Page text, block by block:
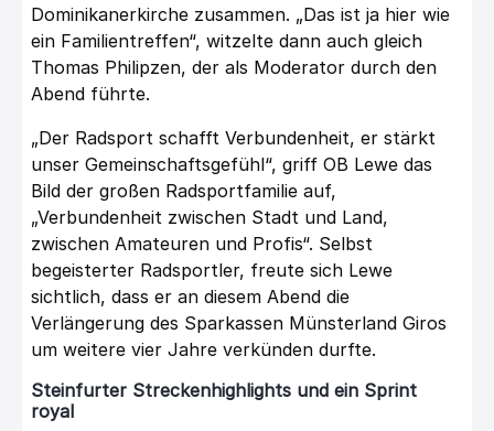
Dominikanerkirche zusammen. „Das ist ja hier wie
ein Familientreffen“, witzelte dann auch gleich
Thomas Philipzen, der als Moderator durch den
Abend führte.
„Der Radsport schafft Verbundenheit, er stärkt
unser Gemeinschaftsgefühl“, griff OB Lewe das
Bild der großen Radsportfamilie auf,
„Verbundenheit zwischen Stadt und Land,
zwischen Amateuren und Profis“. Selbst
begeisterter Radsportler, freute sich Lewe
sichtlich, dass er an diesem Abend die
Verlängerung des Sparkassen Münsterland Giros
um weitere vier Jahre verkünden durfte.
Steinfurter Streckenhighlights und ein Sprint
royal